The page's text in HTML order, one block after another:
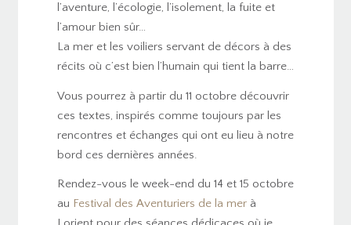
l’aventure, l’écologie, l’isolement, la fuite et
l’amour bien sûr…
La mer et les voiliers servant de décors à des
récits où c’est bien l’humain qui tient la barre…
Vous pourrez à partir du 11 octobre découvrir
ces textes, inspirés comme toujours par les
rencontres et échanges qui ont eu lieu à notre
bord ces dernières années.
Rendez-vous le week-end du 14 et 15 octobre
au Festival des Aventuriers de la merà